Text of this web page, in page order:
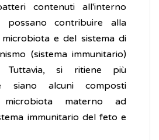
contenuti all'interno
possano contribuire alla
e del sistema di
(sistema immunitario)
Tuttavia, si ritiene più
siano alcuni composti
materno ad
immunitario del feto e